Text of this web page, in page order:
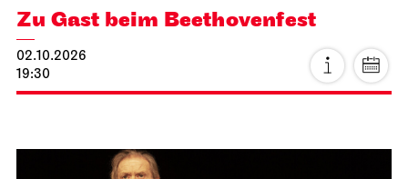
Zu Gast beim Beethovenfest
02.10.2026
19:30